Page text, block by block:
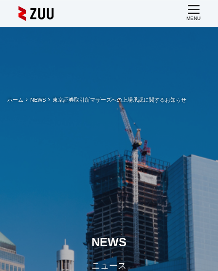
ホーム NEWS 東京証券取引所マザーズへの上場承認に関するお知らせ
NEWS
ニュース